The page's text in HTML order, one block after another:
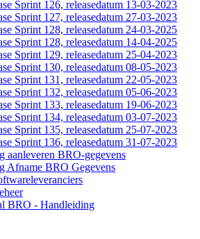
Sprint 126, releasedatum 13-03-2023
Sprint 127, releasedatum 27-03-2023
Sprint 128, releasedatum 24-03-2025
Sprint 128, releasedatum 14-04-2025
Sprint 129, releasedatum 25-04-2023
Sprint 130, releasedatum 08-05-2023
Sprint 131, releasedatum 22-05-2023
Sprint 132, releasedatum 05-06-2023
Sprint 133, releasedatum 19-06-2023
Sprint 134, releasedatum 03-07-2023
Sprint 135, releasedatum 25-07-2023
Sprint 136, releasedatum 31-07-2023
aanleveren BRO-gegevens
Afname BRO Gegevens
BRO - Handleiding